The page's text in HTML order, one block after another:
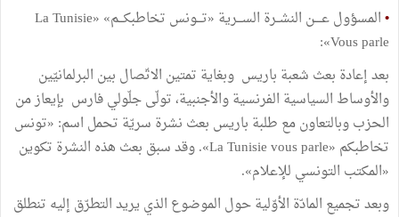
•
المسؤول عــــن النشــرة الســـرية «تـــونس تخاطبكـــم» «La Tunisie
Vous parle»:
بعد إعادة بعث شعبة باريس وبغاية تمتين الاتّصال بين البرلمانيّين
والأوساط السياسية الفرنسية والأجنبية، تولّى جلّولي فارس بإيعاز من
الحزب وبالتعاون مع طلبة باريس بعث نشرة سريّة تحمل اسم: «تونس
تخاطبكم «La Tunisie vous parle». وقد سبق بعث هذه النشرة تكوين
«المكتب التونسي للإعلام».
وبعد تجميع المادّة الأوّلية حول الموضوع الذي يريد التطرّق إليه تنطلق